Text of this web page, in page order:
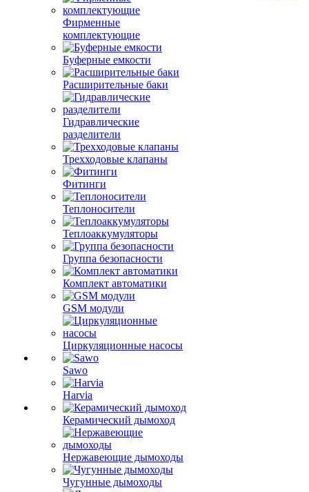
Фирменные
комплектующие
Буферные емкости
Расширительные баки
Гидравлические
разделители
Трехходовые клапаны
Фитинги
Теплоносители
Теплоаккумуляторы
Группа безопасности
Комплект автоматики
GSM модули
Циркуляционные насосы
Sawo
Harvia
Керамический дымоход
Нержавеющие дымоходы
Чугунные дымоходы